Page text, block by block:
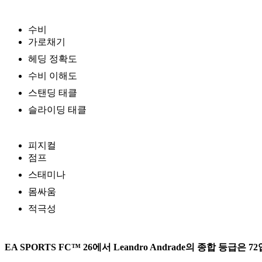
수비
가로채기
헤딩 정확도
수비 이해도
스탠딩 태클
슬라이딩 태클
피지컬
점프
스태미나
몸싸움
적극성
EA SPORTS FC™ 26에서 Leandro Andrade의 종합 등급은 72